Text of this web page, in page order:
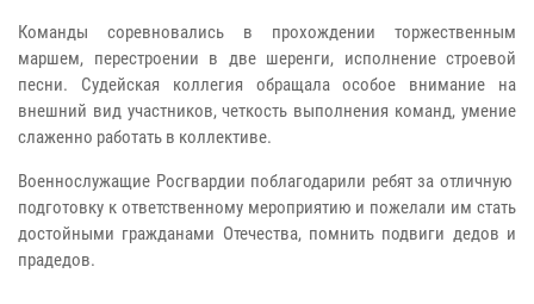
Команды соревновались в прохождении торжественным
маршем, перестроении в две шеренги, исполнение строевой
песни. Судейская коллегия обращала особое внимание на
внешний вид участников, четкость выполнения команд, умение
слаженно работать в коллективе.
Военнослужащие Росгвардии поблагодарили ребят за отличную
подготовку к ответственному мероприятию и пожелали им стать
достойными гражданами Отечества, помнить подвиги дедов и
прадедов.